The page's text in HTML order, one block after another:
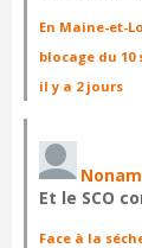
En Maine-et-
blocage du 10
il y a 2 jours
Et le SCO
Face à la